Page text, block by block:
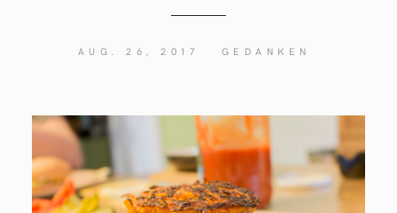
AUG. 26, 2017 GEDANKEN